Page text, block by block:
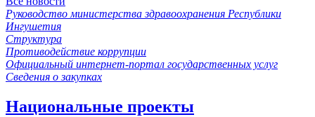
Руководство министерства здравоохранения Республики
Ингушетия
Структура
Противодействие коррупции
Официальный интернет-портал государственных услуг
Сведения о закупках
Национальные проекты